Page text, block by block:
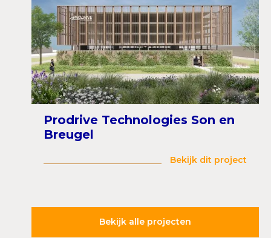
Prodrive Technologies Son en
Breugel
Bekijk dit project
Bekijk alle projecten